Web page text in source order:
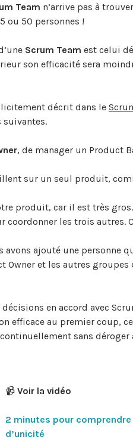
Team n’arrive pas à
ou 50 personnes !
Scrum Team est celui
son efficacité sera
décrit dans le
suivantes.
, de manager un Product
sur un seul produit,
produit, car il est très
coordonner les trois autres.
ajouté une personne
et les autres groupes
en accord avec
efficace au premier coup,
sans déroger
📹 Voir la vidéo
2 minutes pour comprendre
d’unicité